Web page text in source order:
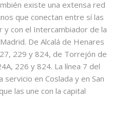
existe una extensa red
que conectan entre sí las
y con el Intercambiador de la
De Alcalá de Henares
229 y 824, de Torrejón de
226 y 824. La línea 7 del
en Coslada y en San
las une con la capital